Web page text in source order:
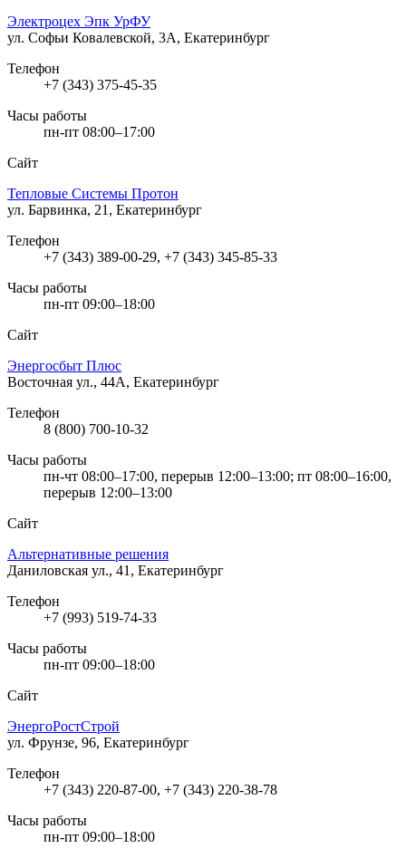
Электроцех Эпк УрФУ
ул. Софьи Ковалевской, 3А, Екатеринбург
Телефон
+7 (343) 375-45-35
Часы работы
пн-пт 08:00–17:00
Сайт
Тепловые Системы Протон
ул. Барвинка, 21, Екатеринбург
Телефон
+7 (343) 389-00-29, +7 (343) 345-85-33
Часы работы
пн-пт 09:00–18:00
Сайт
Энергосбыт Плюс
Восточная ул., 44А, Екатеринбург
Телефон
8 (800) 700-10-32
Часы работы
пн-чт 08:00–17:00, перерыв 12:00–13:00; пт 08:00–16:00,
перерыв 12:00–13:00
Сайт
Альтернативные решения
Даниловская ул., 41, Екатеринбург
Телефон
+7 (993) 519-74-33
Часы работы
пн-пт 09:00–18:00
Сайт
ЭнергоРостСтрой
ул. Фрунзе, 96, Екатеринбург
Телефон
+7 (343) 220-87-00, +7 (343) 220-38-78
Часы работы
пн-пт 09:00–18:00